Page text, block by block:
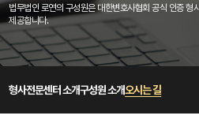
법무법인 로연의 구성원은 대한변호사협회 공식 인증 형
제공합니다.
형사전문센터 소개구성원 소개오시는 길